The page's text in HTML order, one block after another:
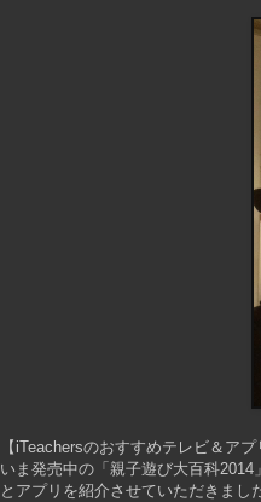
【iTeachersのおすすめテレビ＆アプ
いま発売中の「親子遊び大百科
とアプリを紹介させていただきま